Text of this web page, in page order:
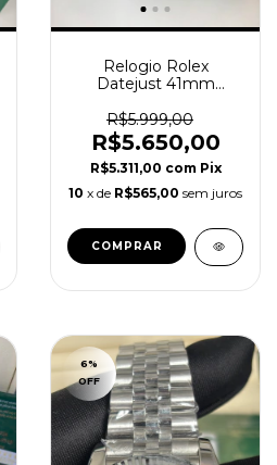
Relogio Rolex
Datejust 41mm
Cinza Super Clone
R$5.999,00
R$5.650,00
R$5.311,00 com Pix
10 x de R$565,00 sem juros
6%
OFF